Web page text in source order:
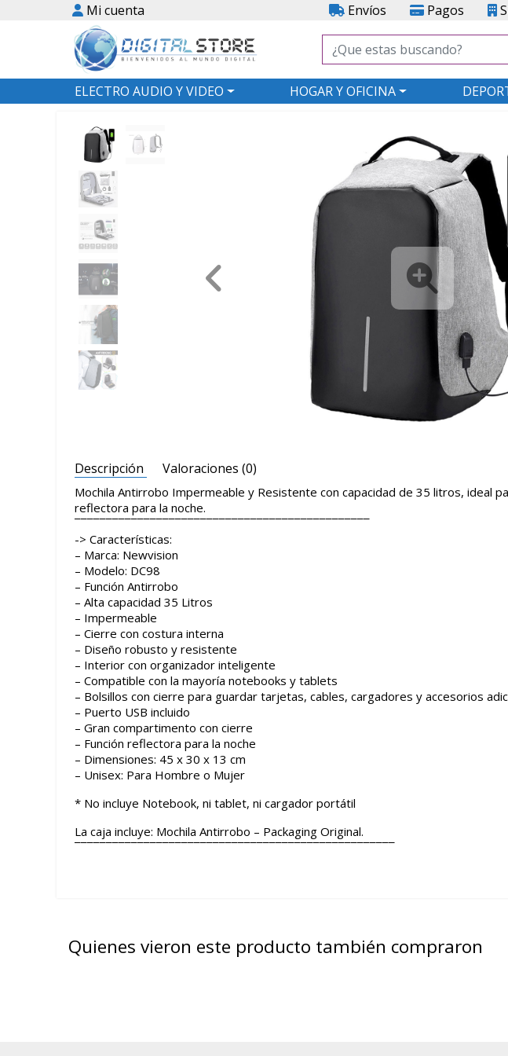
Mi cuenta Envíos Pagos
ELECTRO AUDIO Y VIDEO HOGAR Y OFICINA
Descripción Valoraciones (0)
Mochila Antirrobo Impermeable y Resistente con capacidad de 35 litros, ideal
reflectora para la noche.
¯¯¯¯¯¯¯¯¯¯¯¯¯¯¯¯¯¯¯¯¯¯¯¯¯¯¯¯¯¯¯¯¯¯¯¯¯¯¯¯¯¯¯¯¯¯¯
-> Características:
– Marca: Newvision
– Modelo: DC98
– Función Antirrobo
– Alta capacidad 35 Litros
– Impermeable
– Cierre con costura interna
– Diseño robusto y resistente
– Interior con organizador inteligente
– Compatible con la mayoría notebooks y tablets
– Bolsillos con cierre para guardar tarjetas, cables, cargadores y accesorios
– Puerto USB incluido
– Gran compartimento con cierre
– Función reflectora para la noche
– Dimensiones: 45 x 30 x 13 cm
– Unisex: Para Hombre o Mujer
* No incluye Notebook, ni tablet, ni cargador portátil
La caja incluye: Mochila Antirrobo – Packaging Original.
¯¯¯¯¯¯¯¯¯¯¯¯¯¯¯¯¯¯¯¯¯¯¯¯¯¯¯¯¯¯¯¯¯¯¯¯¯¯¯¯¯¯¯¯¯¯¯¯¯¯¯
Quienes vieron este producto también compraron